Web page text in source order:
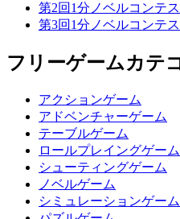
第2回1分ノベルコンテ
第3回1分ノベルコンテ
フリーゲームカテ
アクションゲーム
アドベンチャーゲーム
テーブルゲーム
ロールプレイングゲーム
シューティングゲーム
ノベルゲーム
シミュレーションゲーム